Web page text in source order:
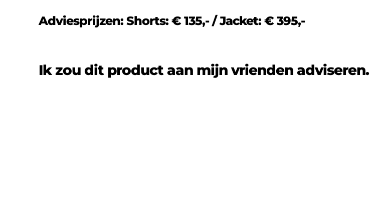
Adviesprijzen: Shorts: € 135,- / Jacket: € 395,-
Ik zou dit product aan mijn vrienden adviseren.